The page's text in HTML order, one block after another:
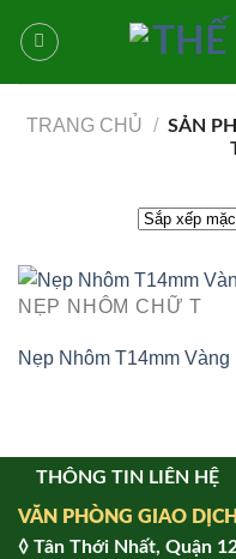
qua
TRANG CHỦ / SẢN
NẸP NHÔM CHỮ T
Nẹp Nhôm T14mm Vàng
THÔNG TIN LIÊN HỆ
VĂN PHÒNG GIAO
◊ Tân Thới Nhất, Quận